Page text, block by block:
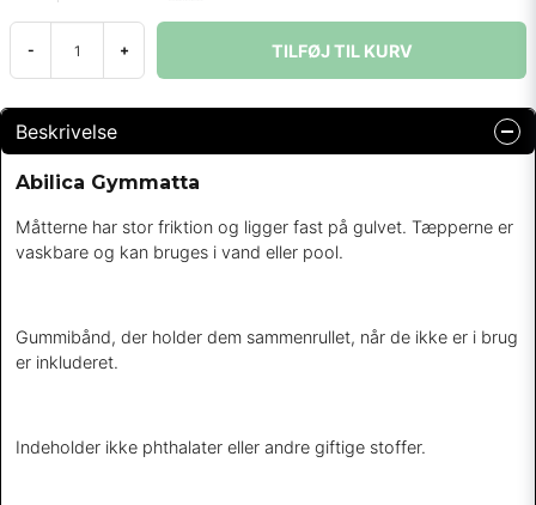
- + TILFØJ TIL KURV
Beskrivelse
Abilica Gymmatta
Måtterne har stor friktion og ligger fast på gulvet. Tæpperne er
vaskbare og kan bruges i vand eller pool.
Gummibånd, der holder dem sammenrullet, når de ikke er i brug
er inkluderet.
Indeholder ikke phthalater eller andre giftige stoffer.